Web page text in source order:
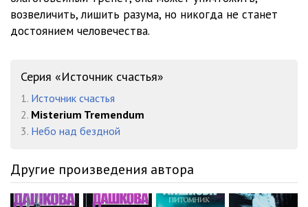
возвеличить, лишить разума, но никогда не станет
достоянием человечества.
Серия «Источник счастья»
1. Источник счастья
2. Misterium Tremendum
3. Небо над бездной
Другие произведения автора